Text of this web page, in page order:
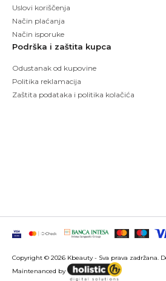
Uslovi koriščenja
Način plaćanja
Način isporuke
Podrška i zaštita kupca
Odustanak od kupovine
Politika reklamacija
Zaštita podataka i politika kolačića
Copyright © 2026 Kbeauty - Sva prava zadržana.
Maintenanced by